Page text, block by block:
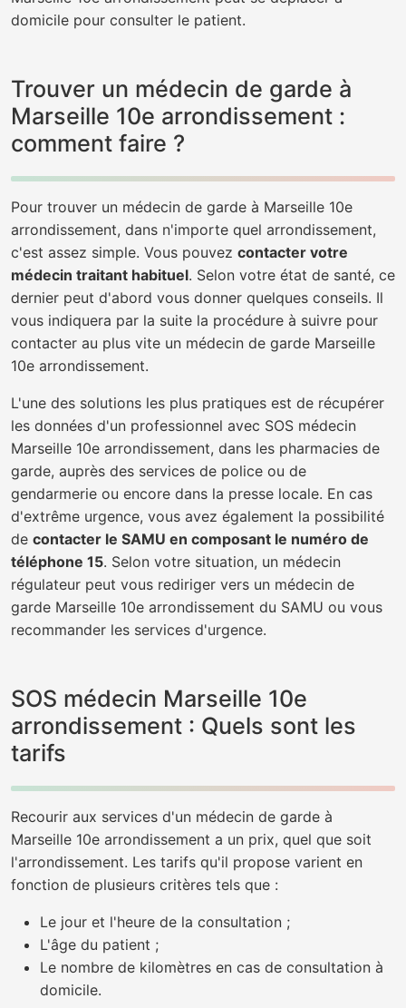
domicile pour consulter le patient.
Trouver un médecin de garde à
Marseille 10e arrondissement :
comment faire ?
Pour trouver un médecin de garde à Marseille 10e
arrondissement, dans n'importe quel arrondissement,
c'est assez simple. Vous pouvez contacter votre
médecin traitant habituel. Selon votre état de santé, ce
dernier peut d'abord vous donner quelques conseils. Il
vous indiquera par la suite la procédure à suivre pour
contacter au plus vite un médecin de garde Marseille
10e arrondissement.
L'une des solutions les plus pratiques est de récupérer
les données d'un professionnel avec SOS médecin
Marseille 10e arrondissement, dans les pharmacies de
garde, auprès des services de police ou de
gendarmerie ou encore dans la presse locale. En cas
d'extrême urgence, vous avez également la possibilité
de contacter le SAMU en composant le numéro de
téléphone 15. Selon votre situation, un médecin
régulateur peut vous rediriger vers un médecin de
garde Marseille 10e arrondissement du SAMU ou vous
recommander les services d'urgence.
SOS médecin Marseille 10e
arrondissement : Quels sont les
tarifs
Recourir aux services d'un médecin de garde à
Marseille 10e arrondissement a un prix, quel que soit
l'arrondissement. Les tarifs qu'il propose varient en
fonction de plusieurs critères tels que :
Le jour et l'heure de la consultation ;
L'âge du patient ;
Le nombre de kilomètres en cas de consultation à
domicile.